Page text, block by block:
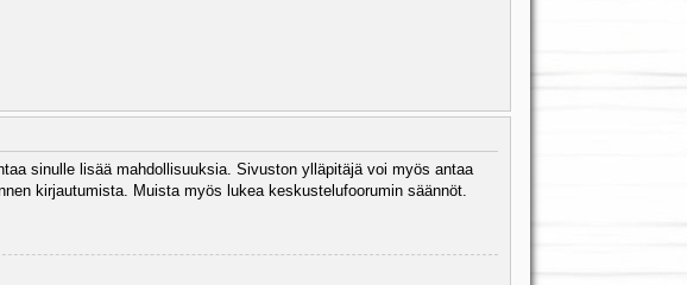
sinulle lisää mahdollisuuksia. Sivuston ylläpitäjä voi myös antaa
kirjautumista. Muista myös lukea keskustelufoorumin säännöt.